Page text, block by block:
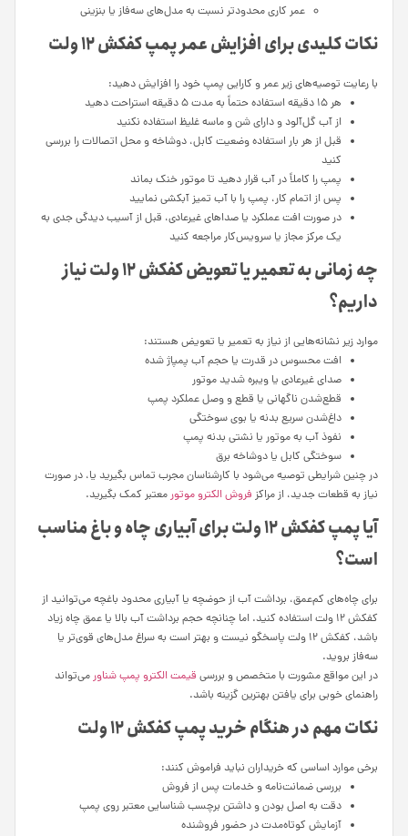
عمر کاری محدودتر نسبت به مدل‌های سه‌فاز یا بنزینی
نکات کلیدی برای افزایش عمر پمپ کفکش ۱۲ ولت
با رعایت توصیه‌های زیر عمر و کارایی پمپ خود را افزایش دهید:
هر ۱۵ دقیقه استفاده حتماً به مدت ۵ دقیقه استراحت دهید
از آب گل‌آلود و دارای شن و ماسه غلیظ استفاده نکنید
قبل از هر بار استفاده وضعیت کابل، دوشاخه و محل اتصالات را بررسی
کنید
پمپ را کاملاً در آب قرار دهید تا موتور خنک بماند
پس از اتمام کار، پمپ را با آب تمیز آبکشی نمایید
در صورت افت عملکرد یا صداهای غیرعادی، قبل از آسیب دیدگی جدی به
یک مرکز مجاز یا سرویس‌کار مراجعه کنید
چه زمانی به تعمیر یا تعویض کفکش ۱۲ ولت نیاز
داریم؟
موارد زیر نشانه‌هایی از نیاز به تعمیر یا تعویض هستند:
افت محسوس در قدرت یا حجم آب پمپاژ شده
صدای غیرعادی یا ویبره شدید موتور
قطع‌شدن ناگهانی یا قطع و وصل عملکرد پمپ
داغ‌شدن سریع بدنه یا بوی سوختگی
نفوذ آب به موتور یا نشتی بدنه پمپ
سوختگی کابل یا دوشاخه برق
در چنین شرایطی توصیه می‌شود با کارشناسان مجرب تماس بگیرید یا، در صورت
نیاز به قطعات جدید، از مراکز فروش الکترو موتورمعتبر کمک بگیرید.
آیا پمپ کفکش ۱۲ ولت برای آبیاری چاه و باغ مناسب
است؟
برای چاه‌های کم‌عمق، برداشت آب از حوضچه یا آبیاری محدود باغچه می‌توانید از
کفکش ۱۲ ولت استفاده کنید. اما چنانچه حجم برداشت آب بالا یا عمق چاه زیاد
باشد، کفکش ۱۲ ولت پاسخگو نیست و بهتر است به سراغ مدل‌های قوی‌تر یا
سه‌فاز بروید.
در این مواقع مشورت با متخصص و بررسی قیمت الکترو پمپ شناورمی‌تواند
راهنمای خوبی برای یافتن بهترین گزینه باشد.
نکات مهم در هنگام خرید پمپ کفکش ۱۲ ولت
برخی موارد اساسی که خریداران نباید فراموش کنند:
بررسی ضمانت‌نامه و خدمات پس از فروش
دقت به اصل بودن و داشتن برچسب شناسایی معتبر روی پمپ
آزمایش کوتاه‌مدت در حضور فروشنده